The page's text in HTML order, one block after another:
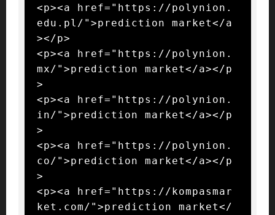
<p><a href="https://polynion.
edu.pl/">prediction market</a
></p>
<p><a href="https://polynion.
mx/">prediction market</a></p
>
<p><a href="https://polynion.
in/">prediction market</a></p
>
<p><a href="https://polynion.
co/">prediction market</a></p
>
<p><a href="https://kompasmar
ket.com/">prediction market</